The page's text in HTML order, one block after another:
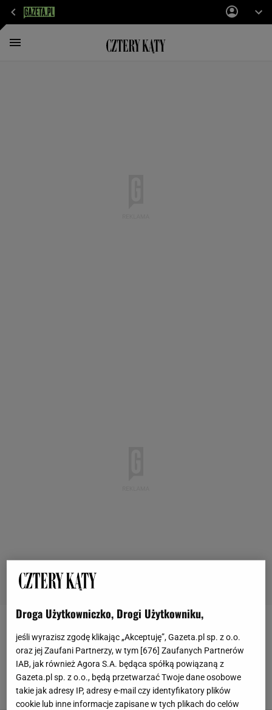
SERWETKI
Jak składać serwetki, by zachwycić gości?
Dzięki tym trikom uzyskasz stół jak z
restauracji
BIEŻNIK OBRUSY PODKŁADKI POD TALERZE PORADNIK
Droga Użytkowniczko, Drogi Użytkowniku,
jeśli wyrazisz zgodę klikając „Akceptuję”, Gazeta.pl sp. z o.o.
oraz jej Zaufani Partnerzy, w tym [676] Zaufanych Partnerów
IAB, jak również Agora S.A. będąca spółką powiązaną z
Gazeta.pl sp. z o.o., będą przetwarzać Twoje dane osobowe
takie jak adresy IP, adresy e-mail czy identyfikatory plików
cookie lub inne informacje zapisane w tych plikach do celów